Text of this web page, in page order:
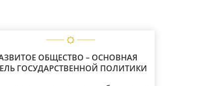
ОБЩЕСТВО – ОСНОВНАЯ
ГОСУДАРСТВЕННОЙ ПОЛИТИКИ